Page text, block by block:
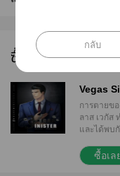
ซื้อ e-book ได้ที่นี่
Vegas
การตายข
ลาส เวกัส
และได้พบ
สองปีก่อน
ยิ่งต้องเผ
ซื้อเล
กลับ